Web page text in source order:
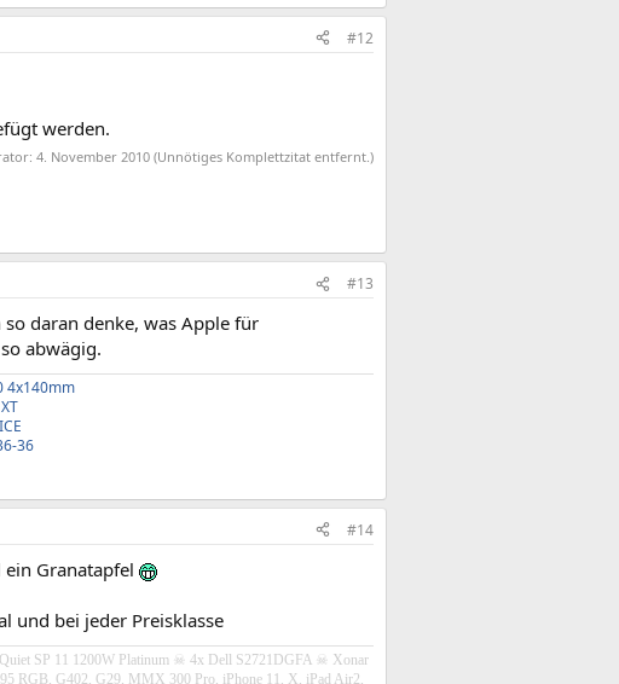
#12
werden.
4. November 2010 (Unnötiges Komplettzitat entfernt.)
#13
daran denke, was Apple für
abwägig.
4x140mm
36
#14
Granatapfel
und bei jeder Preisklasse
SP 11 1200W Platinum ☠ 4x Dell S2721DGFA ☠ Xonar
G402, G29, MMX 300 Pro, iPhone 11, X, iPad Air2,